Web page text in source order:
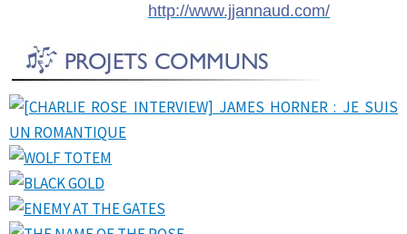
http://www.jjannaud.com/